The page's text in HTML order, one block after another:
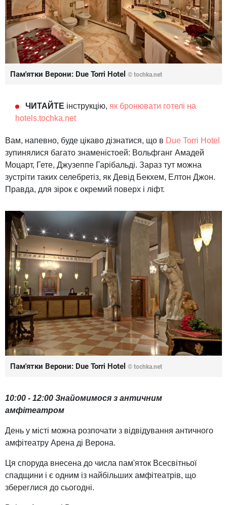
Пам'ятки Верони: Due Torri Hotel © tochka.net
ЧИТАЙТЕ інструкцію, як бронювати готелі на
hotels.tochka.net
Вам, напевно, буде цікаво дізнатися, що в Due Torri Hotel
зупинялися багато знаменістоей: Вольфганг Амадей
Моцарт, Гете, Джузеппе Гарібальді. Зараз тут можна
зустріти таких селебретіз, як Девід Бекхем, Елтон Джон.
Правда, для зірок є окремий поверх і ліфт.
Пам'ятки Верони: Due Torri Hotel © tochka.net
10:00 - 12:00 Знайомимося з античним
амфітеатром
День у місті можна розпочати з відвідування античного
амфітеатру Арена ді Верона.
Ця споруда внесена до числа пам'яток Всесвітньої
спадщини і є одним із найбільших амфітеатрів, що
збереглися до сьогодні.